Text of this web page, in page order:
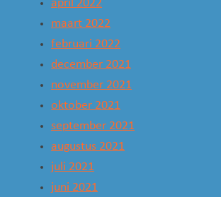
april 2022
maart 2022
februari 2022
december 2021
november 2021
oktober 2021
september 2021
augustus 2021
juli 2021
juni 2021